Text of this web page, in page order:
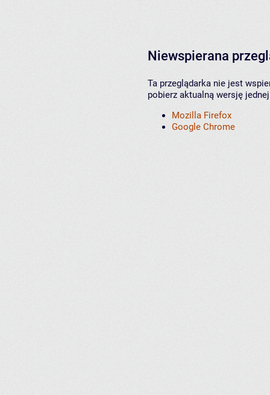
Niewspierana
Ta przeglądarka nie jest
pobierz aktualną wersję
Mozilla Firefox
Google Chrome